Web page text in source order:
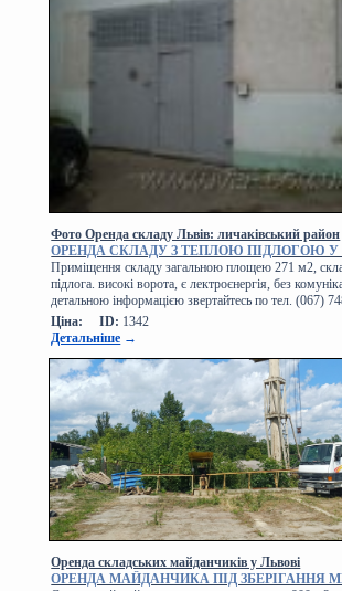
Фото Оренда складу Львів: личаківський район
ОРЕНДА СКЛАДУ З ТЕПЛОЮ ПІДЛОГОЮ У
Приміщення складу загальною площею 271 м2,
підлога. високі ворота, є лектроєнергія, без
детальною інформацією звертайтесь по тел. (067)
Ціна:
ID: 1342
Детальніше →
Оренда складських майданчиків у Львові
ОРЕНДА МАЙДАНЧИКА ПІД ЗБЕРІГАННЯ